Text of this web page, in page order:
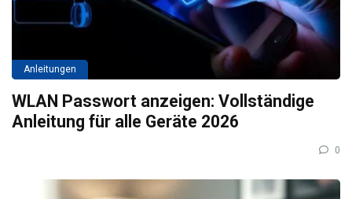
Anleitungen
WLAN Passwort anzeigen: Vollständige
Anleitung für alle Geräte 2026
0